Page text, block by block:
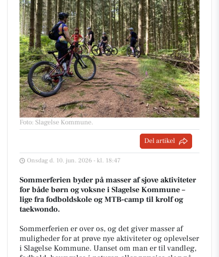
Foto: Slagelse Kommune.
Del artikel
Onsdag d. 10. jun. 2026 - kl. 18:47
Sommerferien byder på masser af sjove aktiviteter
for både børn og voksne i Slagelse Kommune –
lige fra fodboldskole og MTB-camp til krolf og
taekwondo.
Sommerferien er over os, og det giver masser af
muligheder for at prøve nye aktiviteter og oplevelser
i Slagelse Kommune. Uanset om man er til vandleg,